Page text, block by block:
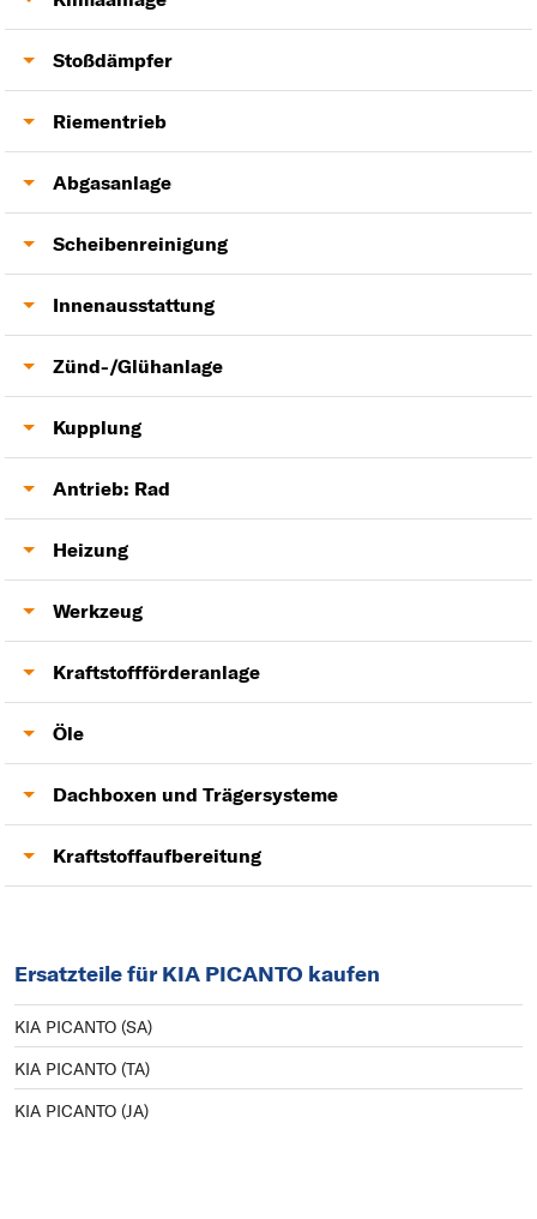
Motorhaube
Ölfilter
Thermostat
Servopumpe
Lenkgetriebe
Klimakondensator
Klimakompressor
Stoßdämpfer
Domlager
Stoßdämpfer
Riementrieb
Zahnriemensatz
Keilrippenriemen
Abgasanlage
Katalysator
Endschalldämpfer
Mittelschalldämpfer
Turbolader
Scheibenreinigung
Scheibenwischermotor
Scheibenwischer
Innenausstattung
Heckklappendämpfer
Fensterheber
Zünd-/Glühanlage
Zündspule
Zündkerzen
Glühkerzen
Kupplung
Kupplung
Zweimassenschwungrad
Antrieb: Rad
Antriebswelle
Heizung
Gebläsemotor
Werkzeug
Lambdasonde
Kraftstoffförderanlage
Kraftstoffpumpe
Öle
Motoröl
Dachboxen und Trägersysteme
Anhängerkupplung
Kraftstoffaufbereitung
Luftmassenmesser
Ersatzteile für KIA PICANTO kaufen
KIA PICANTO (SA)
KIA PICANTO (TA)
KIA PICANTO (JA)